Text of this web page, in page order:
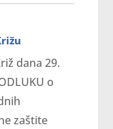
dana 29.
o
zaštite